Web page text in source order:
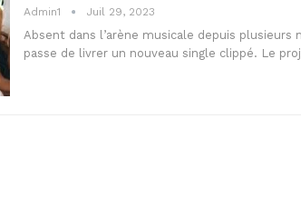
Admin1 Juil 29, 2023
Absent dans l’arène musicale depuis plusieurs
passe de livrer un nouveau single clippé. Le